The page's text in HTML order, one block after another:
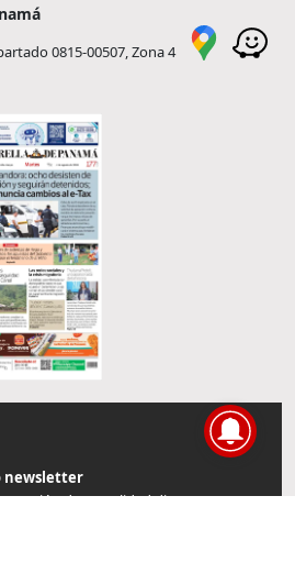
0815-00507, Zona 4
newsletter
de actualidad directamente en